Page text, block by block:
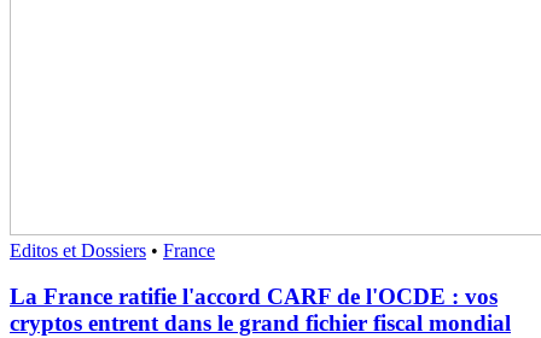
Editos et Dossiers • France
La France ratifie l'accord CARF de l'OCDE : vos
cryptos entrent dans le grand fichier fiscal mondial